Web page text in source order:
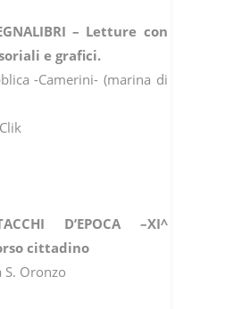
– Letture con
e grafici.
-Camerini- (marina di
D’EPOCA –XI^
cittadino
S. Oronzo